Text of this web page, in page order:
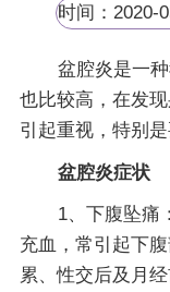
时间：2020-
盆腔炎是一
也比较高，在发
引起重视，特别
盆腔炎症状
1、下腹坠痛
充血，常引起下
累、性交后及月经